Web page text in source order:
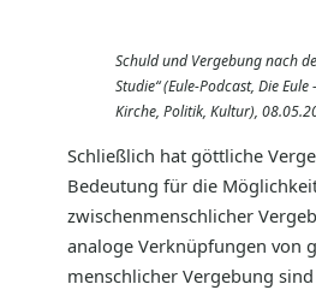
Schuld und Vergebung nach
Studie“ (Eule-Podcast, Die
Kirche, Politik, Kultur),
Schließlich hat göttliche
Bedeutung für die
zwischenmenschlicher
analoge Verknüpfungen von
menschlicher Vergebung